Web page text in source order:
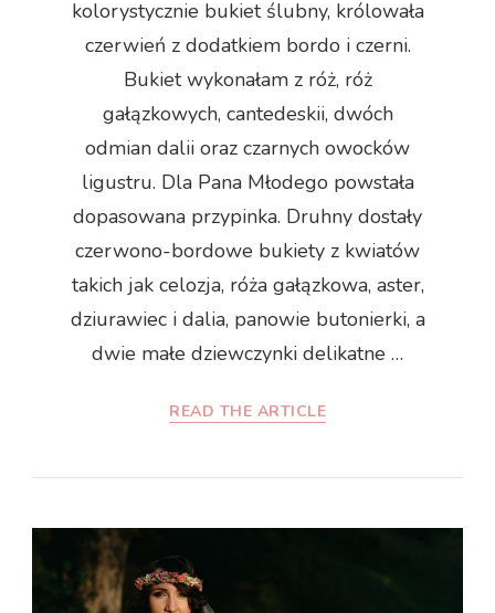
kolorystycznie bukiet ślubny, królowała
czerwień z dodatkiem bordo i czerni.
Bukiet wykonałam z róż, róż
gałązkowych, cantedeskii, dwóch
odmian dalii oraz czarnych owocków
ligustru. Dla Pana Młodego powstała
dopasowana przypinka. Druhny dostały
czerwono-bordowe bukiety z kwiatów
takich jak celozja, róża gałązkowa, aster,
dziurawiec i dalia, panowie butonierki, a
dwie małe dziewczynki delikatne …
READ THE ARTICLE